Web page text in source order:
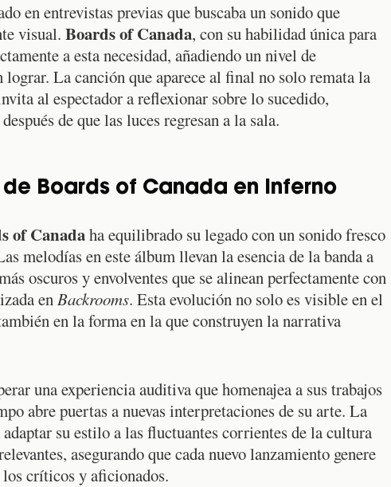
en entrevistas previas que buscaba un sonido que
visual. Boards of Canada, con su habilidad única para
a esta necesidad, añadiendo un nivel de
La canción que aparece al final no solo remata la
al espectador a reflexionar sobre lo sucedido,
de que las luces regresan a la sala.
Boards of Canada en Inferno
of Canadaha equilibrado su legado con un sonido fresco
melodías en este álbum llevan la esencia de la banda a
oscuros y envolventes que se alinean perfectamente con
enBackrooms. Esta evolución no solo es visible en el
en la forma en la que construyen la narrativa
una experiencia auditiva que homenajea a sus trabajos
abre puertas a nuevas interpretaciones de su arte. La
adaptar su estilo a las fluctuantes corrientes de la cultura
asegurando que cada nuevo lanzamiento genere
críticos y aficionados.